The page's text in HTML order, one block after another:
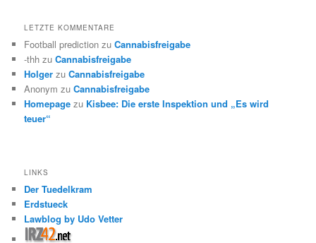
LETZTE KOMMENTARE
Football prediction zuCannabisfreigabe
-thh zuCannabisfreigabe
Holger zuCannabisfreigabe
Anonym zuCannabisfreigabe
Homepage zu Kisbee: Die erste Inspektion und „Es wird
teuer“
LINKS
Der Tuedelkram
Erdstueck
Lawblog by Udo Vetter